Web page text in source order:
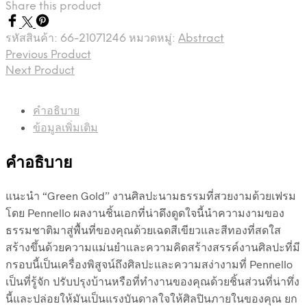
Share this product
รหัสสินค้า: 66-21071246 หมวดหมู่: Abstract
Previous Product
Next Product
คำอธิบาย
ข้อมูลเพิ่มเติม
คำอธิบาย
แนะนำ “Green Gold” งานศิลปะนามธรรมที่สวยงามด้วยเฟรม
โดย Pennello ผลงานชิ้นเอกที่น่าดึงดูดใจนี้นำความงามของ
ธรรมชาติมาสู่พื้นที่ของคุณด้วยเฉดสีเขียวและสีทองที่สดใส
สร้างขึ้นด้วยความแม่นยำและความคิดสร้างสรรค์งานศิลปะที่มี
กรอบนี้เป็นเครื่องพิสูจน์ถึงศิลปะและความสง่างามที่ Pennello
เป็นที่รู้จัก ปรับปรุงบ้านหรือที่ทำงานของคุณด้วยชิ้นส่วนที่น่าทึ่ง
นี้และปล่อยให้มันเป็นแรงบันดาลใจให้ศิลปินภายในของคุณ ยก